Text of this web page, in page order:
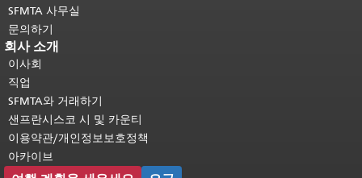
SFMTA 사무실
문의하기
회사 소개
이사회
직업
SFMTA와 거래하기
샌프란시스코 시 및 카운티
이용약관/개인정보보호정책
아카이브